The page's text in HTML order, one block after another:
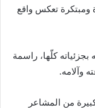
ومبتكرة تعكس واقع
كلّها، راسمة
وآلامه.
من المشاعر